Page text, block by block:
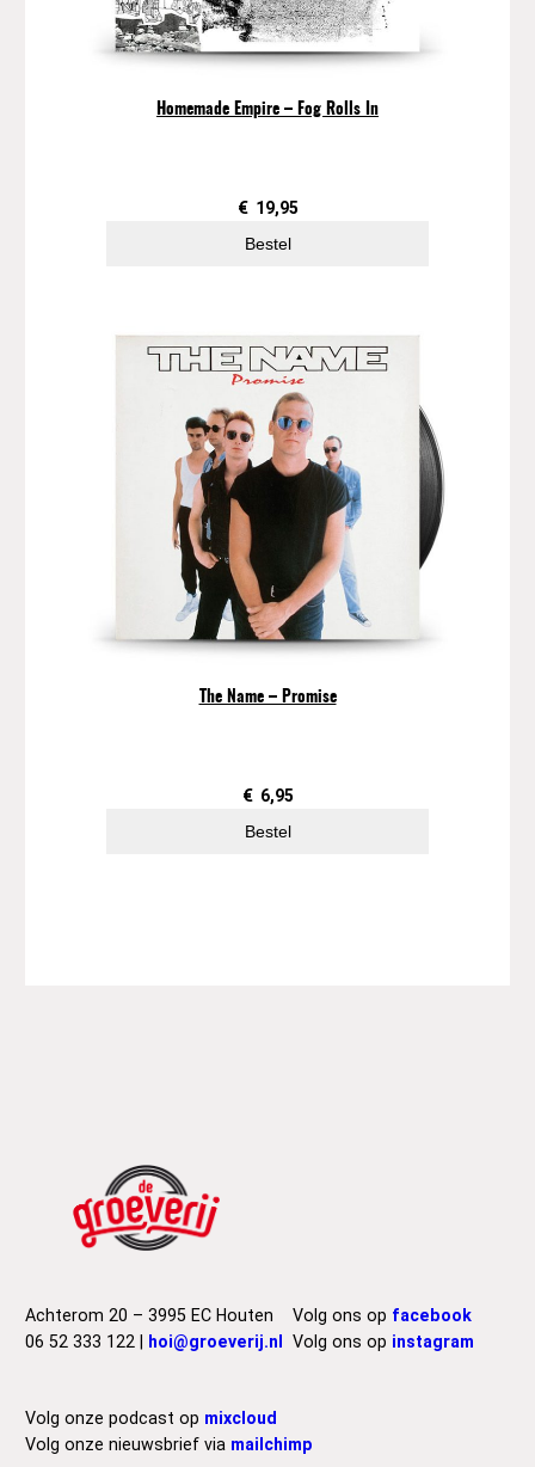
Homemade Empire – Fog Rolls In
€ 19,95
Bestel
The Name – Promise
€ 6,95
Bestel
Achterom 20 – 3995 EC Houten
06 52 333 122 |
hoi@groeverij.nl
Volg ons op facebook
Volg ons op instagram
Volg onze podcast op mixcloud
Volg onze nieuwsbrief via mailchimp